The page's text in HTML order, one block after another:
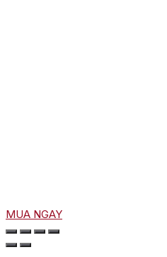
MUA NGAY